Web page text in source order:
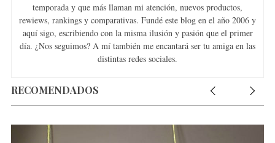
temporada y que más llaman mi atención, nuevos productos,
rewiews, rankings y comparativas. Fundé este blog en el año 2006 y
aquí sigo, escribiendo con la misma ilusión y pasión que el primer
día. ¿Nos seguimos? A mí también me encantará ser tu amiga en las
distintas redes sociales.
RECOMENDADOS